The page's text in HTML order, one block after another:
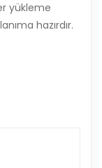
yükleme
hazırdır.